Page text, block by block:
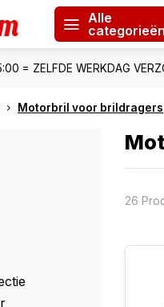
Alle
categorieën
= ZELFDE WERKDAG
Motorbril voor brildragers
26